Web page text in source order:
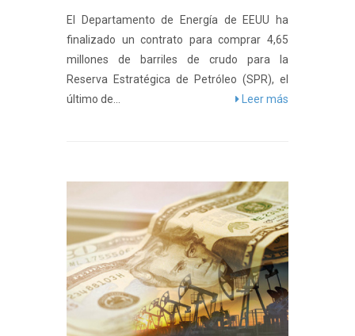
El Departamento de Energía de EEUU ha
finalizado un contrato para comprar 4,65
millones de barriles de crudo para la
Reserva Estratégica de Petróleo (SPR), el
último de...
Leer más